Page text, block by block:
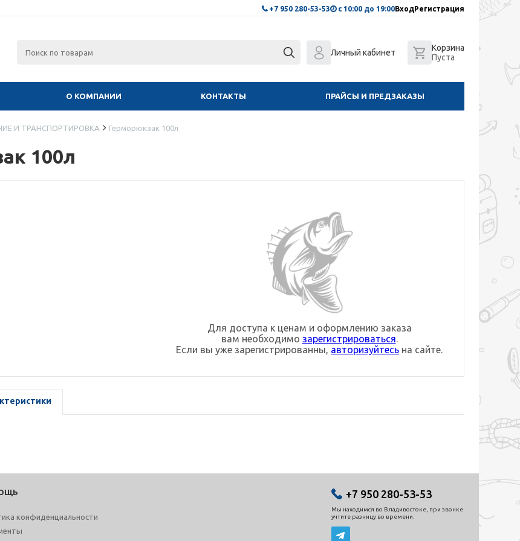
+7 950 280-53-53 с 10:00 до 19:00ВходРегистрация
Личный кабинет
Корзина
Пуста
О КОМПАНИИ КОНТАКТЫ ПРАЙСЫ И ПРЕДЗАКАЗЫ
И ТРАНСПОРТИРОВКА Герморюкзак 100л
100л
Для доступа к ценам и оформлению заказа
вам необходимо зарегистрироваться.
Если вы уже зарегистрированны, авторизуйтесь на сайте.
конфиденциальности
+7 950 280-53-53
Мы находимся во Владивостоке, при звонке
учтите разницу во времени.